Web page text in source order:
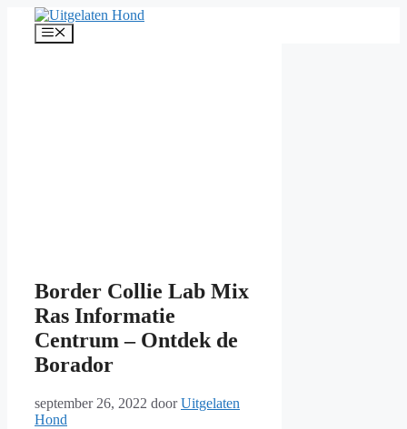
Menu
Border Collie Lab Mix
Ras Informatie
Centrum – Ontdek de
Borador
september 26, 2022 doorUitgelaten
Hond